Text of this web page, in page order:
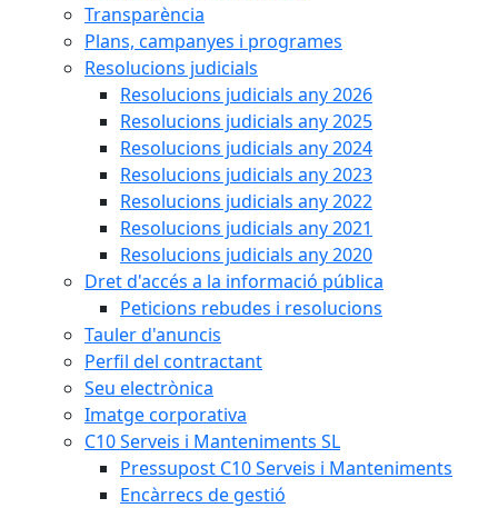
Transparència
Plans, campanyes i programes
Resolucions judicials
Resolucions judicials any 2026
Resolucions judicials any 2025
Resolucions judicials any 2024
Resolucions judicials any 2023
Resolucions judicials any 2022
Resolucions judicials any 2021
Resolucions judicials any 2020
Dret d'accés a la informació pública
Peticions rebudes i resolucions
Tauler d'anuncis
Perfil del contractant
Seu electrònica
Imatge corporativa
C10 Serveis i Manteniments SL
Pressupost C10 Serveis i Manteniments
Encàrrecs de gestió